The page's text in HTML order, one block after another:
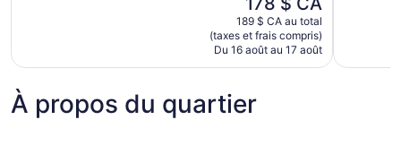
prix
est
de
178 $ CA
189 $ CA au total
(taxes et frais compris)
Du 16 août au 17 août
À propos du quartier